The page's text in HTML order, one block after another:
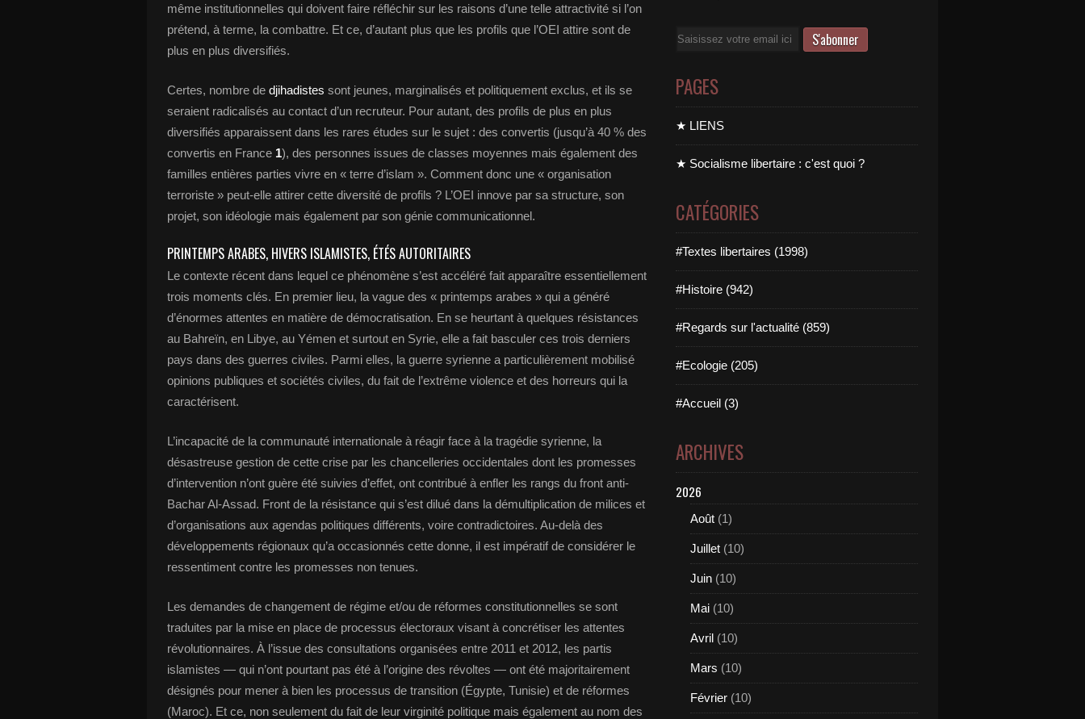
même institutionnelles qui doivent faire réfléchir sur les raisons d’une telle attractivité si l’on
prétend, à terme, la combattre. Et ce, d’autant plus que les profils que l’OEI attire sont de
plus en plus diversifiés.
Certes, nombre de djihadistes sont jeunes, marginalisés et politiquement exclus, et ils se
seraient radicalisés au contact d’un recruteur. Pour autant, des profils de plus en plus
diversifiés apparaissent dans les rares études sur le sujet : des convertis (jusqu’à 40 % des
convertis en France 1), des personnes issues de classes moyennes mais également des
familles entières parties vivre en « terre d’islam ». Comment donc une « organisation
terroriste » peut-elle attirer cette diversité de profils ? L’OEI innove par sa structure, son
projet, son idéologie mais également par son génie communicationnel.
PRINTEMPS ARABES, HIVERS ISLAMISTES, ÉTÉS AUTORITAIRES
Le contexte récent dans lequel ce phénomène s’est accéléré fait apparaître essentiellement
trois moments clés. En premier lieu, la vague des « printemps arabes » qui a généré
d’énormes attentes en matière de démocratisation. En se heurtant à quelques résistances
au Bahreïn, en Libye, au Yémen et surtout en Syrie, elle a fait basculer ces trois derniers
pays dans des guerres civiles. Parmi elles, la guerre syrienne a particulièrement mobilisé
opinions publiques et sociétés civiles, du fait de l’extrême violence et des horreurs qui la
caractérisent.
L’incapacité de la communauté internationale à réagir face à la tragédie syrienne, la
désastreuse gestion de cette crise par les chancelleries occidentales dont les promesses
d’intervention n’ont guère été suivies d’effet, ont contribué à enfler les rangs du front anti-
Bachar Al-Assad. Front de la résistance qui s’est dilué dans la démultiplication de milices et
d’organisations aux agendas politiques différents, voire contradictoires. Au-delà des
développements régionaux qu’a occasionnés cette donne, il est impératif de considérer le
ressentiment contre les promesses non tenues.
Les demandes de changement de régime et/ou de réformes constitutionnelles se sont
traduites par la mise en place de processus électoraux visant à concrétiser les attentes
révolutionnaires. À l’issue des consultations organisées entre 2011 et 2012, les partis
islamistes — qui n’ont pourtant pas été à l’origine des révoltes — ont été majoritairement
désignés pour mener à bien les processus de transition (Égypte, Tunisie) et de réformes
(Maroc). Et ce, non seulement du fait de leur virginité politique mais également au nom des
Email
PAGES
★ LIENS
★ Socialisme libertaire : c'est quoi ?
CATÉGORIES
#Textes libertaires (1998)
#Histoire (942)
#Regards sur l'actualité (859)
#Ecologie (205)
#Accueil (3)
ARCHIVES
2026
Août (1)
Juillet (10)
Juin (10)
Mai (10)
Avril (10)
Mars (10)
Février (10)